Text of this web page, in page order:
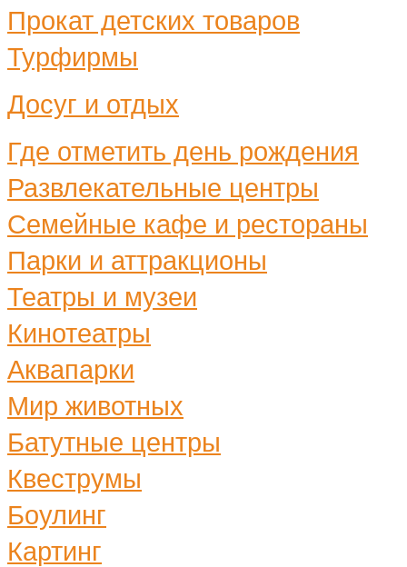
Прокат детских товаров
Турфирмы
Досуг и отдых
Где отметить день рождения
Развлекательные центры
Семейные кафе и рестораны
Парки и аттракционы
Театры и музеи
Кинотеатры
Аквапарки
Мир животных
Батутные центры
Квеструмы
Боулинг
Картинг